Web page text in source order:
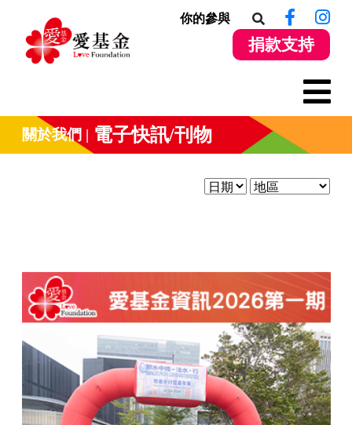
你的參與
捐款支持
關於我們 電子快訊/刊物